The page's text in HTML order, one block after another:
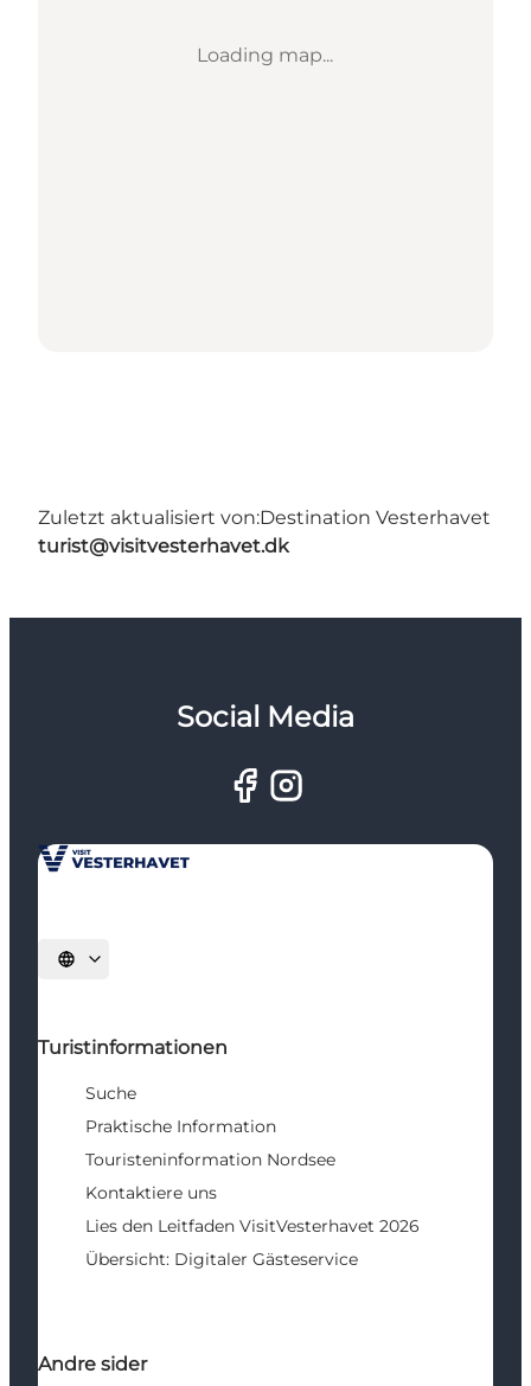
Loading map...
Zuletzt aktualisiert von:Destination Vesterhavet
turist@visitvesterhavet.dk
Social Media
Sprache auswählen
Turistinformationen
Suche
Praktische Information
Touristeninformation Nordsee
Kontaktiere uns
Lies den Leitfaden VisitVesterhavet 2026
Übersicht: Digitaler Gästeservice
Andre sider